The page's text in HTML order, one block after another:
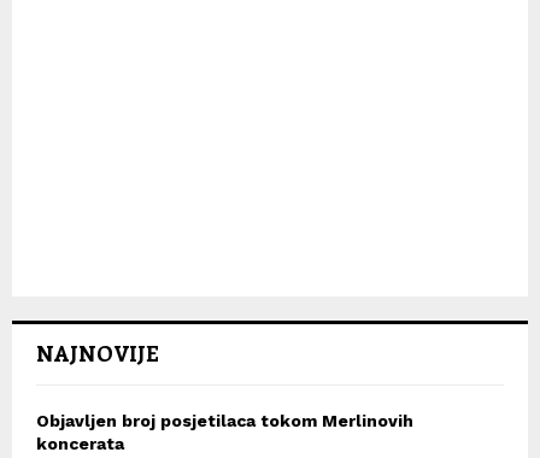
NAJNOVIJE
Objavljen broj posjetilaca tokom Merlinovih
koncerata